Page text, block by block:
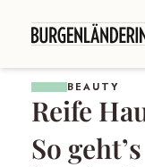
BEAUTY
Reife
So geht’s